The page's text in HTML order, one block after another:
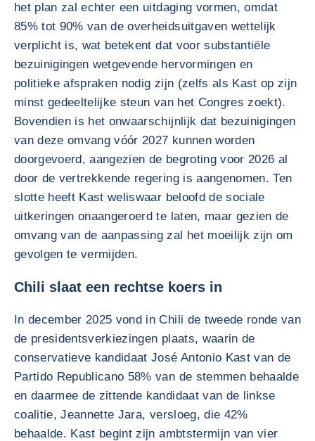
het plan zal echter een uitdaging vormen, omdat
85% tot 90% van de overheidsuitgaven wettelijk
verplicht is, wat betekent dat voor substantiële
bezuinigingen wetgevende hervormingen en
politieke afspraken nodig zijn (zelfs als Kast op zijn
minst gedeeltelijke steun van het Congres zoekt).
Bovendien is het onwaarschijnlijk dat bezuinigingen
van deze omvang vóór 2027 kunnen worden
doorgevoerd, aangezien de begroting voor 2026 al
door de vertrekkende regering is aangenomen. Ten
slotte heeft Kast weliswaar beloofd de sociale
uitkeringen onaangeroerd te laten, maar gezien de
omvang van de aanpassing zal het moeilijk zijn om
gevolgen te vermijden.
Chili slaat een rechtse koers in
In december 2025 vond in Chili de tweede ronde van
de presidentsverkiezingen plaats, waarin de
conservatieve kandidaat José Antonio Kast van de
Partido Republicano 58% van de stemmen behaalde
en daarmee de zittende kandidaat van de linkse
coalitie, Jeannette Jara, versloeg, die 42%
behaalde. Kast begint zijn ambtstermijn van vier